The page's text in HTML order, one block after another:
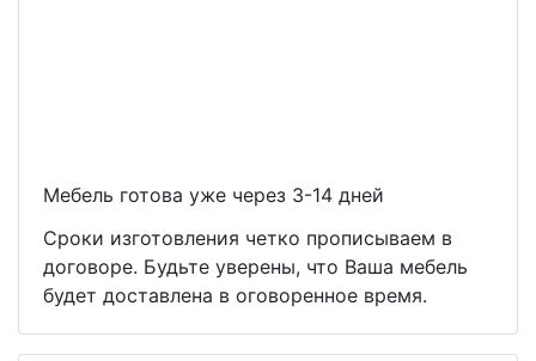
Мебель готова уже через 3-14 дней
Сроки изготовления четко прописываем в
договоре. Будьте уверены, что Ваша мебель
будет доставлена в оговоренное время.